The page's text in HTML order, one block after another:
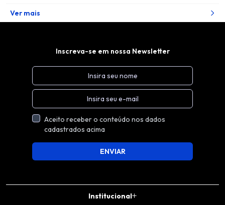
Ver mais
Institucional
Inscreva-se em nossa Newsletter
Aceito receber o conteúdo nos dados
cadastrados acima
ENVIAR